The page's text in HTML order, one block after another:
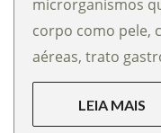
microrganismos
corpo como pele,
aéreas, trato
LEIA MAIS